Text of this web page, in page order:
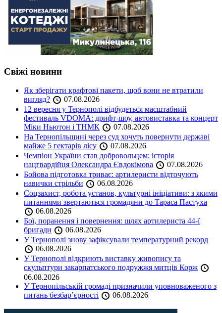
Свіжі новини
Як зберігати крафтові пакети, щоб вони не втратили
вигляд?
07.08.2026
12 вересня у Тернополі відбудеться масштабний
фестиваль VDOMA: дрифт-шоу, автовиставка та концерт
Міки Ньютон і ТНМК
07.08.2026
На Тернопільщині через суд хочуть повернути державі
майже 5 гектарів лісу
07.08.2026
Чемпіон України став добровольцем: історія
нацгвардійця Олександра Євдокімова
07.08.2026
Бойова підготовка триває: артилеристи відточують
навички стрільби
06.08.2026
Соцзахист, робота установ, культурні ініціативи: з якими
питаннями звертаються громадяни до Тараса Пастуха
06.08.2026
Бої, поранення і повернення: шлях артилериста 44-ї
бригади
06.08.2026
У Тернополі знову зафіксували температурний рекорд
06.08.2026
У Тернополі відкриють виставку живопису та
скульптури закарпатського подружжя митців Корж
06.08.2026
У Тернопільській громаді призначили уповноваженого з
питань безбар’єрності
06.08.2026